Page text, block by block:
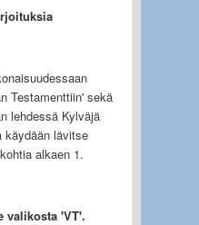
Testamenttiin' sekä
lehdessä Kylväjä
käydään lävitse
alkaen 1.
valikosta 'VT'.